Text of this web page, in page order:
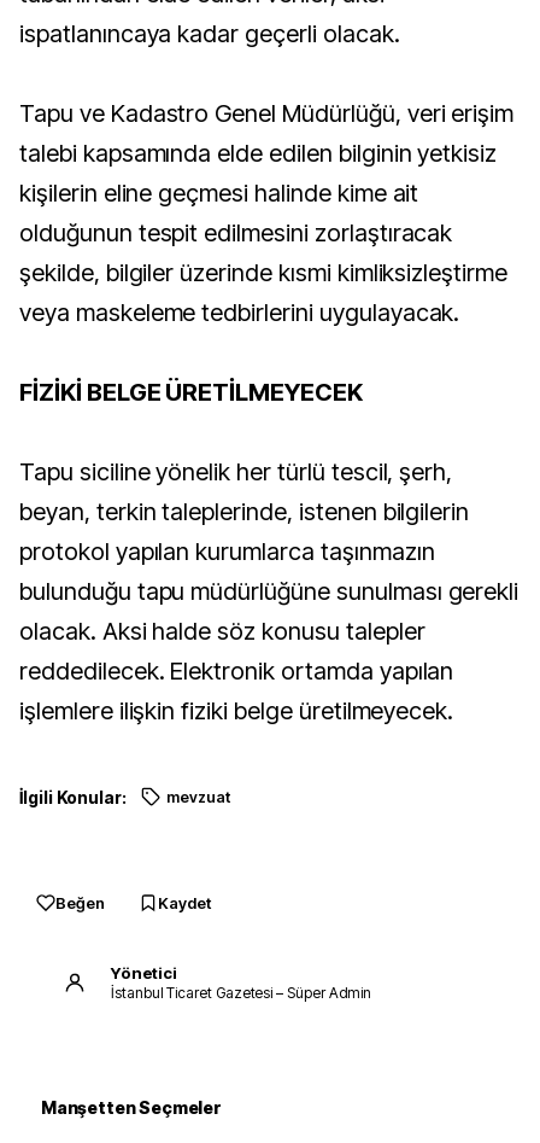
ispatlanıncaya kadar geçerli olacak.
Tapu ve Kadastro Genel Müdürlüğü, veri erişim
talebi kapsamında elde edilen bilginin yetkisiz
kişilerin eline geçmesi halinde kime ait
olduğunun tespit edilmesini zorlaştıracak
şekilde, bilgiler üzerinde kısmi kimliksizleştirme
veya maskeleme tedbirlerini uygulayacak.
FİZİKİ BELGE ÜRETİLMEYECEK
Tapu siciline yönelik her türlü tescil, şerh,
beyan, terkin taleplerinde, istenen bilgilerin
protokol yapılan kurumlarca taşınmazın
bulunduğu tapu müdürlüğüne sunulması gerekli
olacak. Aksi halde söz konusu talepler
reddedilecek. Elektronik ortamda yapılan
işlemlere ilişkin fiziki belge üretilmeyecek.
İlgili Konular: mevzuat
Beğen Kaydet
Yönetici
İstanbul Ticaret Gazetesi – Süper Admin
Manşetten Seçmeler